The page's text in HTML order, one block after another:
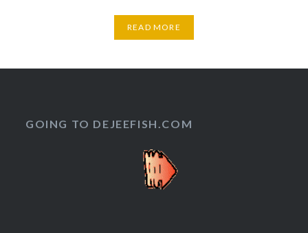
READ MORE
GOING TO DEJEEFISH.COM